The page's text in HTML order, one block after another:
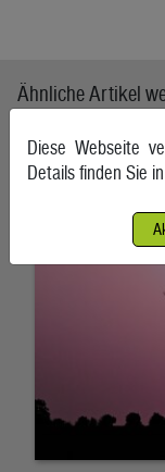
Ähnliche Artikel
Europas
6. August 2026,
Diese Webseite
Details finden Sie